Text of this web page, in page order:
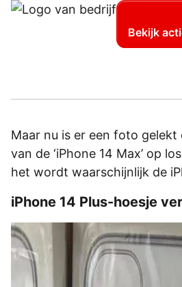
Bekijk
Maar nu is er een foto gelekt
van de ‘iPhone 14 Max’ op
het wordt waarschijnlijk de
iPhone 14 Plus-hoesje